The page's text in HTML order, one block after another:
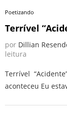
Poetizando
Terrível
por Dillian
leitura
Terrível
aconteceu Eu